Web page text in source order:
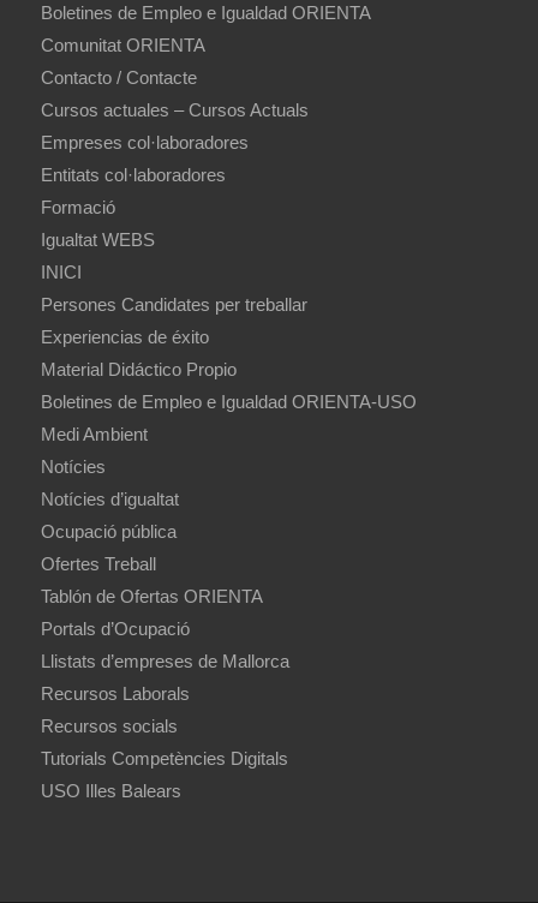
Boletines de Empleo e Igualdad ORIENTA
Comunitat ORIENTA
Contacto / Contacte
Cursos actuales – Cursos Actuals
Empreses col·laboradores
Entitats col·laboradores
Formació
Igualtat WEBS
INICI
Persones Candidates per treballar
Experiencias de éxito
Material Didáctico Propio
Boletines de Empleo e Igualdad ORIENTA-USO
Medi Ambient
Notícies
Notícies d’igualtat
Ocupació pública
Ofertes Treball
Tablón de Ofertas ORIENTA
Portals d’Ocupació
Llistats d’empreses de Mallorca
Recursos Laborals
Recursos socials
Tutorials Competències Digitals
USO Illes Balears